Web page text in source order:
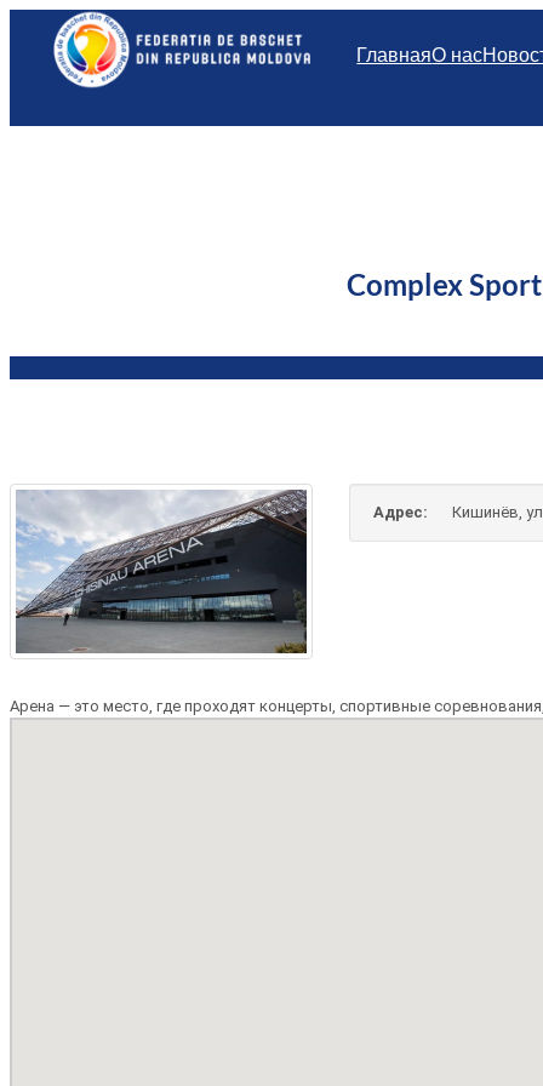
Перейти
содержимому
ГлавнаяО нас
Complex
Адрес: Кишинёв,
Арена — это место, где проходят концерты, спортивные